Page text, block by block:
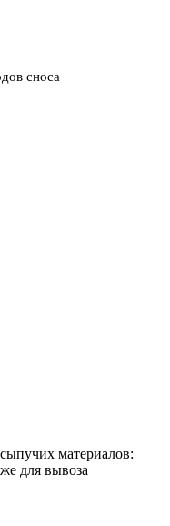
сноса
материалов:
для вывоза